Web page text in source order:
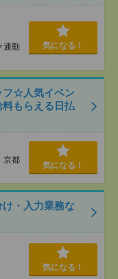
通勤
気になる！
フ☆人気イベン
料もらえる日払
京都
気になる！
・入力業務な
気になる！